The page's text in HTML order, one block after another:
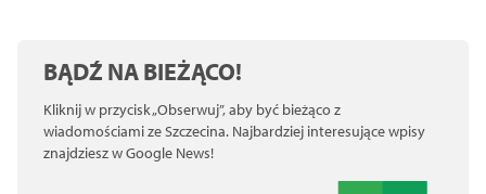
BĄDŹ NA BIEŻĄCO!
Kliknij w przycisk „Obserwuj”, aby być bieżąco z
wiadomościami ze Szczecina. Najbardziej interesujące wpisy
znajdziesz w Google News!